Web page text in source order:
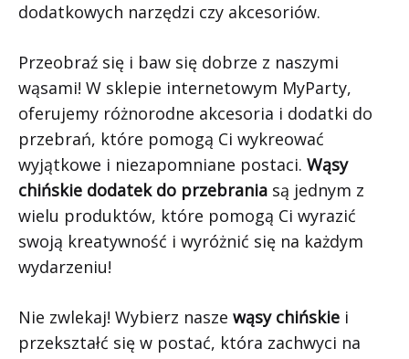
dodatkowych narzędzi czy akcesoriów.
Przeobraź się i baw się dobrze z naszymi
wąsami! W sklepie internetowym MyParty,
oferujemy różnorodne akcesoria i dodatki do
przebrań, które pomogą Ci wykreować
wyjątkowe i niezapomniane postaci. Wąsy
chińskie dodatek do przebrania są jednym z
wielu produktów, które pomogą Ci wyrazić
swoją kreatywność i wyróżnić się na każdym
wydarzeniu!
Nie zwlekaj! Wybierz nasze wąsy chińskie i
przekształć się w postać, która zachwyci na